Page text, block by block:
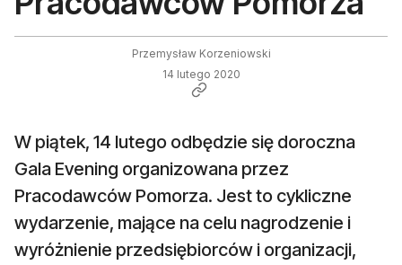
Przemysław Korzeniowski
14 lutego 2020
W piątek, 14 lutego odbędzie się doroczna
Gala Evening organizowana przez
Pracodawców Pomorza. Jest to cykliczne
wydarzenie, mające na celu nagrodzenie i
wyróżnienie przedsiębiorców i organizacji,